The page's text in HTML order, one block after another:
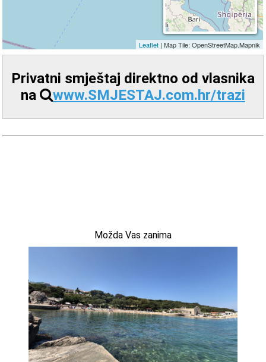
Privatni smještaj direktno od vlasnika
na
www.SMJESTAJ.com.hr/trazi
Možda Vas zanima